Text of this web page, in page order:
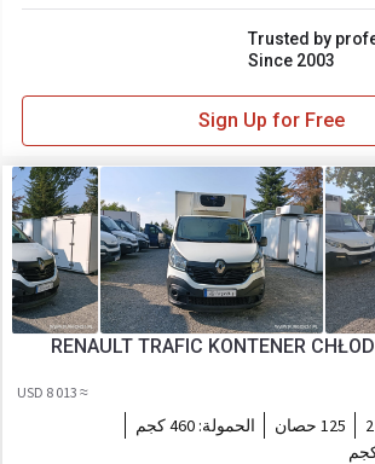
Trusted by
Since 2003
Sign Up for Free
RENAULT TRAFIC KONTENER
≈ 8 013 USD
2 125 حصان الحمولة: 460 كجم